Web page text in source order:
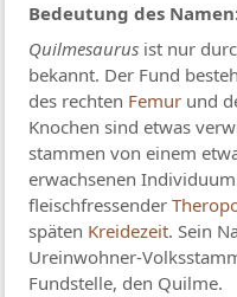
Bedeutung des
Quilmesaurus ist nur
bekannt. Der Fund
des rechten Femur und
Knochen sind etwas
stammen von einem
erwachsenen
fleischfressender
späten Kreidezeit. Sein
Ureinwohner-
Fundstelle, den Quilme.